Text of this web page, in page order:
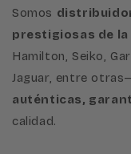
Somos
prestigiosas de
Hamilton, Seiko,
Jaguar, entre
auténticas,
calidad.